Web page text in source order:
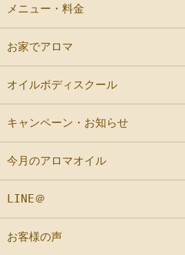
メニュー・料金
お家でアロマ
オイルボディスクール
キャンペーン・お知らせ
今月のアロマオイル
LINE＠
お客様の声